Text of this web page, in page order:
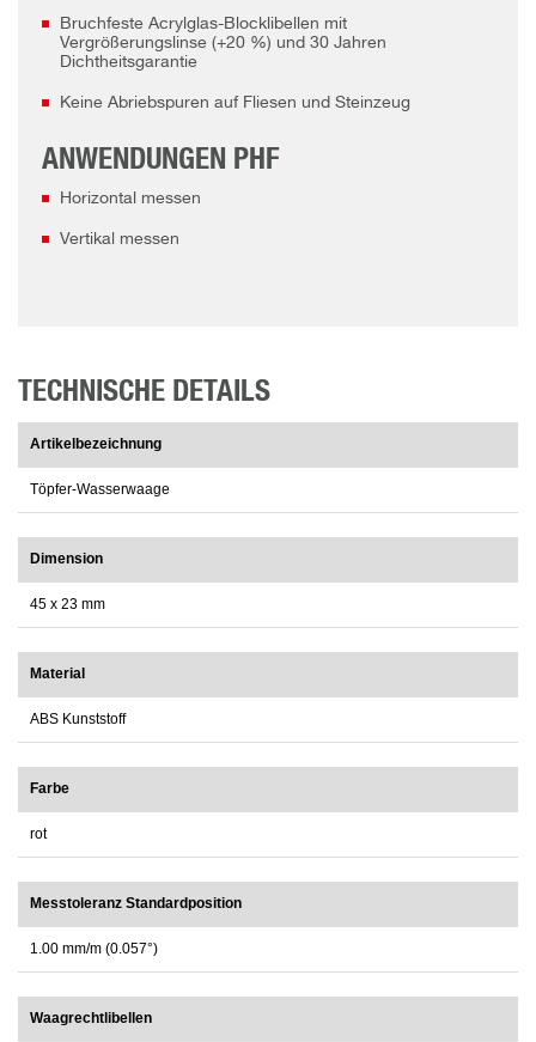
Bruchfeste Acrylglas-Blocklibellen mit
Vergrößerungslinse (+20 %) und 30 Jahren
Dichtheitsgarantie
Keine Abriebspuren auf Fliesen und Steinzeug
ANWENDUNGEN PHF
Horizontal messen
Vertikal messen
TECHNISCHE DETAILS
Artikelbezeichnung
Töpfer-Wasserwaage
Dimension
45 x 23 mm
Material
ABS Kunststoff
Farbe
rot
Messtoleranz Standardposition
1.00 mm/m (0.057°)
Waagrechtlibellen